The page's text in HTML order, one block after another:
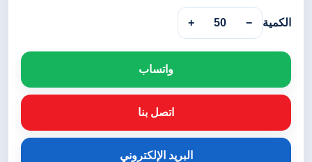
الكمية −
50
+
واتساب
اتصل بنا
البريد الإلكتروني